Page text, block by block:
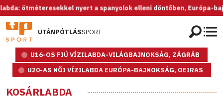
nyert a spanyolok elleni döntőben, Európa-bajnok az
UTÁNPÓTLÁSSPORT
U16-OS FIÚ VÍZILABDA-VILÁGBAJNOKSÁG, ZÁGRÁB
U20-AS NŐI VÍZILABDA EURÓPA-BAJNOKSÁG, OEIRAS
KOSÁRLABDA